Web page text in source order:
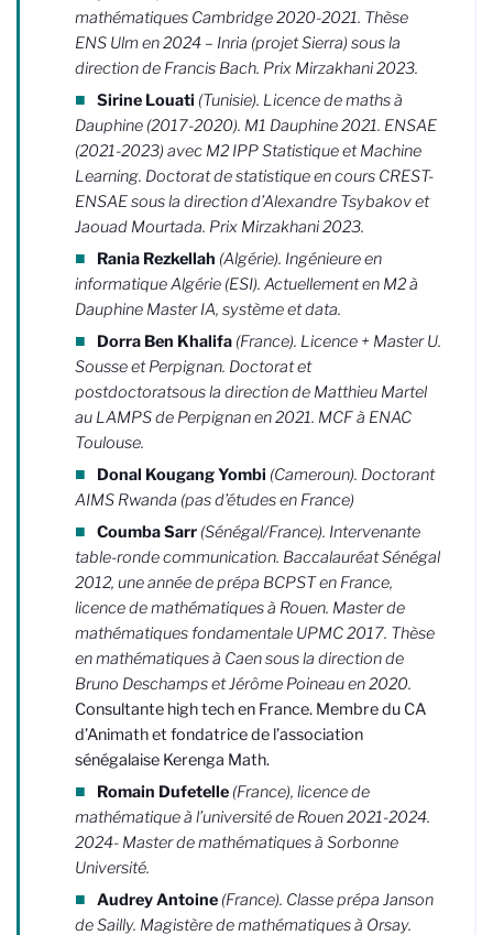
mathématiques Cambridge 2020-2021. Thèse
ENS Ulm en 2024 – Inria (projet Sierra) sous la
direction de Francis Bach. Prix Mirzakhani 2023.
Sirine Louati (Tunisie). Licence de maths à
Dauphine (2017-2020). M1 Dauphine 2021. ENSAE
(2021-2023) avec M2 IPP Statistique et Machine
Learning. Doctorat de statistique en cours CREST-
ENSAE sous la direction d’Alexandre Tsybakov et
Jaouad Mourtada. Prix Mirzakhani 2023.
Rania Rezkellah (Algérie). Ingénieure en
informatique Algérie (ESI). Actuellement en M2 à
Dauphine Master IA, système et data.
Dorra Ben Khalifa (France). Licence + Master U.
Sousse et Perpignan. Doctorat et
postdoctoratsous la direction de Matthieu Martel
au LAMPS de Perpignan en 2021. MCF à ENAC
Toulouse.
Donal Kougang Yombi (Cameroun). Doctorant
AIMS Rwanda (pas d’études en France)
Coumba Sarr (Sénégal/France). Intervenante
table-ronde communication. Baccalauréat Sénégal
2012, une année de prépa BCPST en France,
licence de mathématiques à Rouen. Master de
mathématiques fondamentale UPMC 2017. Thèse
en mathématiques à Caen sous la direction de
Bruno Deschamps et Jérôme Poineau en 2020.
Consultante high tech en France. Membre du CA
d’Animath et fondatrice de l’association
sénégalaise Kerenga Math.
Romain Dufetelle (France), licence de
mathématique à l’université de Rouen 2021-2024.
2024- Master de mathématiques à Sorbonne
Université.
Audrey Antoine (France). Classe prépa Janson
de Sailly. Magistère de mathématiques à Orsay.